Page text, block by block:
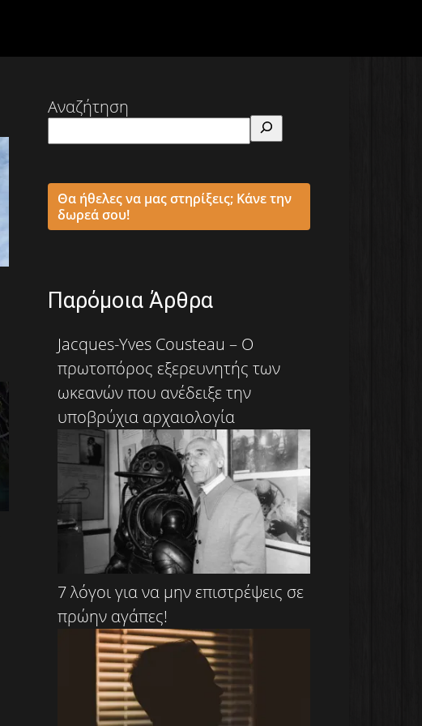
Αναζήτηση
Θα ήθελες να μας στηρίξεις; Κάνε την
δωρεά σου!
Παρόμοια Άρθρα
Jacques-Yves Cousteau – Ο
πρωτοπόρος εξερευνητής των
ωκεανών που ανέδειξε την
υποβρύχια αρχαιολογία
7 λόγοι για να μην επιστρέψεις σε
πρώην αγάπες!